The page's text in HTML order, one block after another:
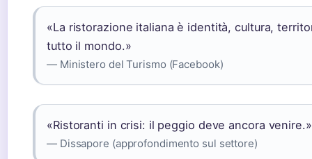
«La ristorazione italiana è identità, cultura,
tutto il mondo.»
— Ministero del Turismo (Facebook)
«Ristoranti in crisi: il peggio deve ancora venire.»
— Dissapore (approfondimento sul settore)